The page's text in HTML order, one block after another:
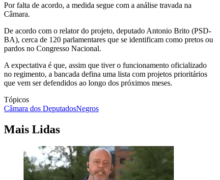
Por falta de acordo, a medida segue com a análise travada na
Câmara.
De acordo com o relator do projeto, deputado Antonio Brito (PSD-
BA), cerca de 120 parlamentares que se identificam como pretos ou
pardos no Congresso Nacional.
A expectativa é que, assim que tiver o funcionamento oficializado
no regimento, a bancada defina uma lista com projetos prioritários
que vem ser defendidos ao longo dos próximos meses.
Tópicos
Câmara dos DeputadosNegros
Mais Lidas